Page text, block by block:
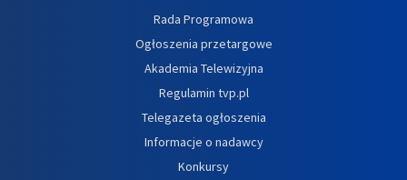
Rada Programowa
Ogłoszenia przetargowe
Akademia Telewizyjna
Regulamin tvp.pl
Telegazeta ogłoszenia
Informacje o nadawcy
Konkursy